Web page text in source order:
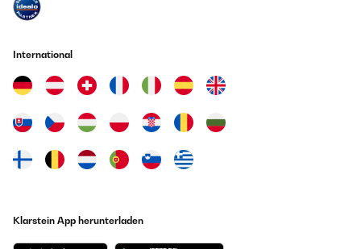
International
Klarstein App herunterladen